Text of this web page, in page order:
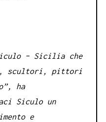
– Sicilia che
scultori, pittori
ha
Siculo un
e